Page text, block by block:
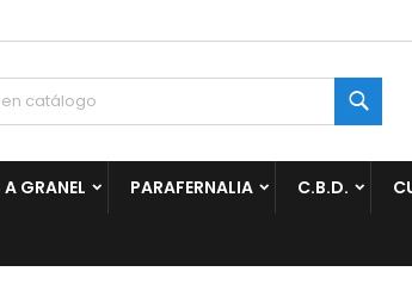
GRANEL PARAFERNALIA C.B.D.
lista de deseos
de deseos
Cancelar Crear lista de
para guardar productos en su lista de deseos.